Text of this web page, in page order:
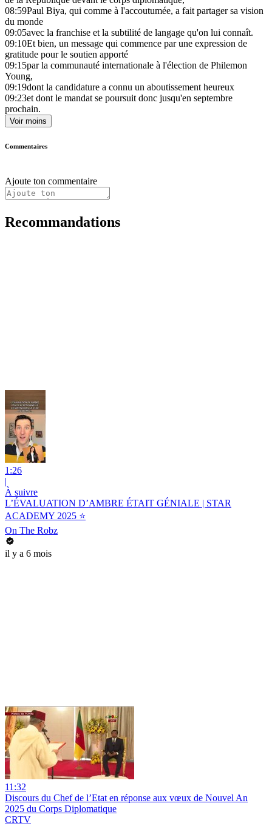
08:59Paul Biya, qui comme à l'accoutumée, a fait partager sa vision
du monde
09:05avec la franchise et la subtilité de langage qu'on lui connaît.
09:10Et bien, un message qui commence par une expression de
gratitude pour le soutien apporté
09:15par la communauté internationale à l'élection de Philemon
Young,
09:19dont la candidature a connu un aboutissement heureux
09:23et dont le mandat se poursuit donc jusqu'en septembre
prochain.
Voir moins
Commentaires
Ajoute ton commentaire
Recommandations
1:26
|
À suivre
L’ÉVALUATION D’AMBRE ÉTAIT GÉNIALE | STAR
ACADEMY 2025 ⭐️
On The Robz
il y a 6 mois
11:32
Discours du Chef de l’Etat en réponse aux vœux de Nouvel An
2025 du Corps Diplomatique
CRTV